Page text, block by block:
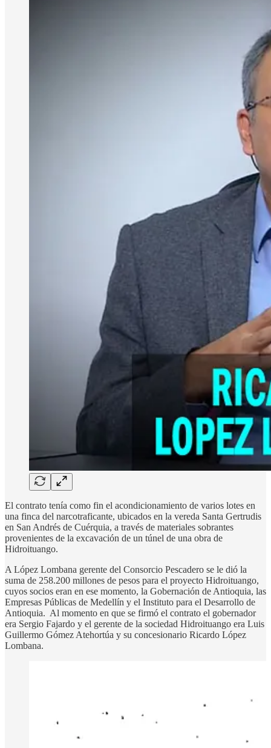
El contrato tenía como fin el acondicionamiento de varios lotes en
una finca del narcotraficante, ubicados en la vereda Santa Gertrudis
en San Andrés de Cuérquia, a través de materiales sobrantes
provenientes de la excavación de un túnel de una obra de
Hidroituango.
A López Lombana gerente del Consorcio Pescadero se le dió la
suma de 258.200 millones de pesos para el proyecto Hidroituango,
cuyos socios eran en ese momento, la Gobernación de Antioquia, las
Empresas Públicas de Medellín y el Instituto para el Desarrollo de
Antioquia. Al momento en que se firmó el contrato el gobernador
era Sergio Fajardo y el gerente de la sociedad Hidroituango era Luis
Guillermo Gómez Atehortúa y su concesionario Ricardo López
Lombana.